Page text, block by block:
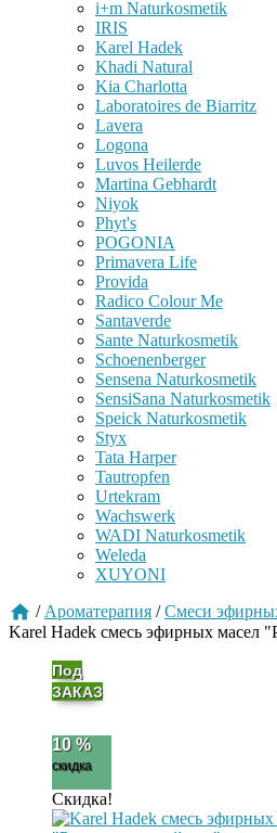
i+m Naturkosmetik
IRIS
Karel Hadek
Khadi Natural
Kia Charlotta
Laboratoires de Biarritz
Lavera
Logona
Luvos Heilerde
Martina Gebhardt
Niyok
Phyt's
POGONIA
Primavera Life
Provida
Radico Colour Me
Santaverde
Sante Naturkosmetik
Schoenenberger
Sensena Naturkosmetik
SensiSana Naturkosmetik
Speick Naturkosmetik
Styx
Tata Harper
Tautropfen
Urtekram
Wachswerk
WADI Naturkosmetik
Weleda
XUYONI
/ Ароматерапия / Cмеси
Karel Hadek смесь эфирных масел
Под
ЗАКАЗ
10 %
скидка
Скидка!